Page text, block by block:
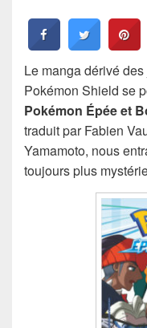
Le manga dérivé
Pokémon Shield se
Pokémon Épée et
traduit par Fabien
Yamamoto, nous
toujours plus